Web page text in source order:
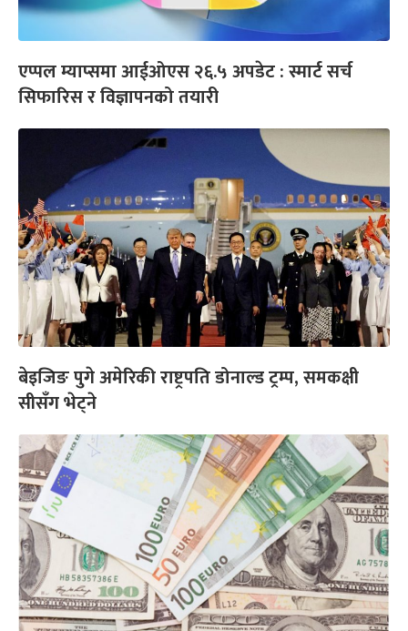
एप्पल म्याप्समा आईओएस २६.५ अपडेट : स्मार्ट सर्च
सिफारिस र विज्ञापनको तयारी
बेइजिङ पुगे अमेरिकी राष्ट्रपति डोनाल्ड ट्रम्प, समकक्षी
सीसँग भेट्ने